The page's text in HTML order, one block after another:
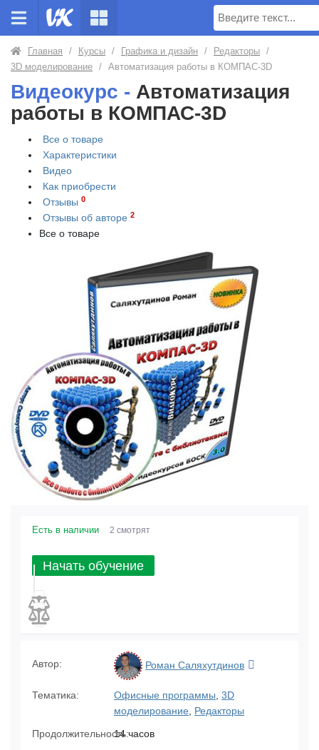
Поиск
Главная / Курсы / Графика и дизайн / Редакторы /
3D моделирование / Автоматизация работы в КОМПАС-3D
Видеокурс - Автоматизация
работы в КОМПАС-3D
Все о товаре
Характеристики
Видео
Как приобрести
Отзывы 0
Отзывы об авторе 2
Все о товаре
Есть в наличии 2 смотрят
Начать обучение
Автор: Роман Саляхутдинов
Тематика: Офисные программы 3D
моделирование Редакторы
Продолжительность:14 часов